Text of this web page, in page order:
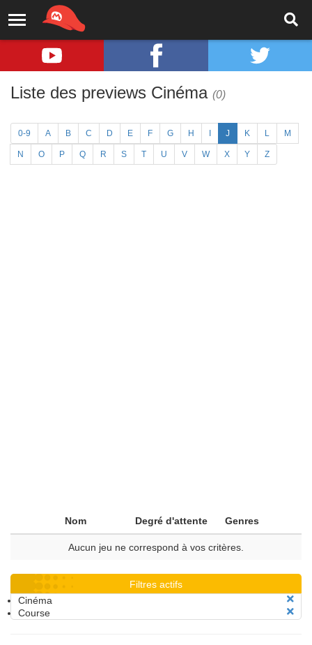
Liste des previews Cinéma (0)
0-9 A B C D E F G H J K L M
N O P Q R S T U V W X Y Z
Nom Degré d'attente Genres
Aucun jeu ne correspond à vos critères.
Filtres actifs
Cinéma
Course